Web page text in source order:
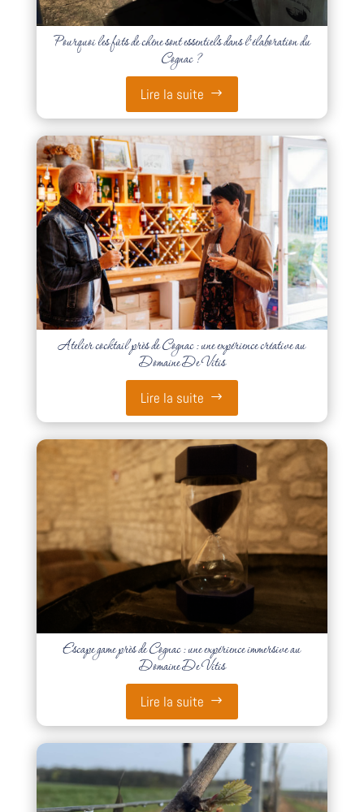
Pourquoi les fûts de chêne sont essentiels dans l’élaboration du
Cognac ?
Lire la suite
Atelier cocktail près de Cognac : une expérience créative au
Domaine De Vitis
Lire la suite
Escape game près de Cognac : une expérience immersive au
Domaine De Vitis
Lire la suite